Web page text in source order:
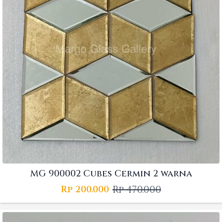
MG 900002 Cubes Cermin 2 warna
Rp470.000
Original
price
was:
Rp 200.000 Current
price
is: